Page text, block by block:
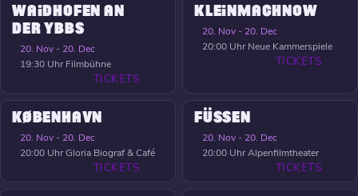
WAIDHOFEN AN
DER YBBS
20. Nov - 20. Dec
19:30 Uhr Filmbühne
TICKETS
KLEINMACHNOW
20. Nov - 20. Dec
20:00 Uhr Neue Kammerspiele
TICKETS
KØBENHAVN
20. Nov - 20. Dec
20:00 UhrGloria Biograf & Café
TICKETS
FÜSSEN
20. Nov - 20. Dec
20:00 UhrAlpenfilmtheater
TICKETS